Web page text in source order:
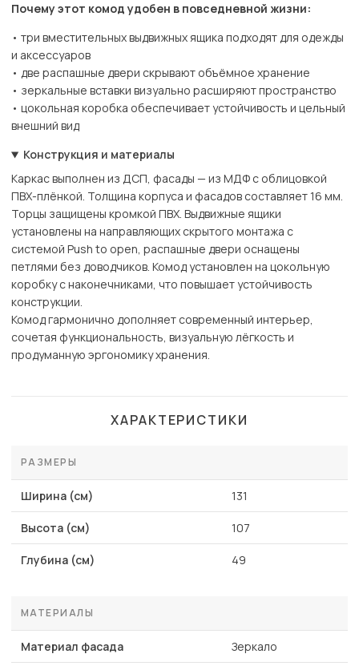
Почему этот комод удобен в повседневной жизни:
• три вместительных выдвижных ящика подходят для одежды
и аксессуаров
• две распашные двери скрывают объёмное хранение
• зеркальные вставки визуально расширяют пространство
• цокольная коробка обеспечивает устойчивость и цельный
внешний вид
Конструкция и материалы
Каркас выполнен из ДСП, фасады — из МДФ с облицовкой
ПВХ-плёнкой. Толщина корпуса и фасадов составляет 16 мм.
Торцы защищены кромкой ПВХ. Выдвижные ящики
установлены на направляющих скрытого монтажа с
системой Push to open, распашные двери оснащены
петлями без доводчиков. Комод установлен на цокольную
коробку с наконечниками, что повышает устойчивость
конструкции.
Комод гармонично дополняет современный интерьер,
сочетая функциональность, визуальную лёгкость и
продуманную эргономику хранения.
ХАРАКТЕРИСТИКИ
РАЗМЕРЫ
Ширина (см) 131
Высота (см) 107
Глубина (см) 49
МАТЕРИАЛЫ
Материал фасада Зеркало